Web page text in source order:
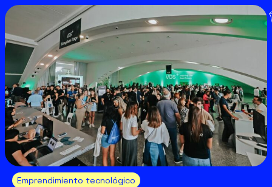
Emprendimiento tecnológico